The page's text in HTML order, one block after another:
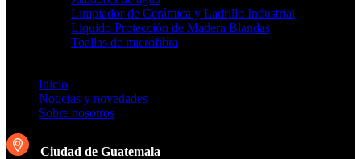
Limpiador de Cerámica y Ladrillo Industrial
Liquido Protección de Madera Blandas
Toallas de microfibra
Inicio
Noticias y novedades
Sobre nosotros
Ciudad de Guatemala